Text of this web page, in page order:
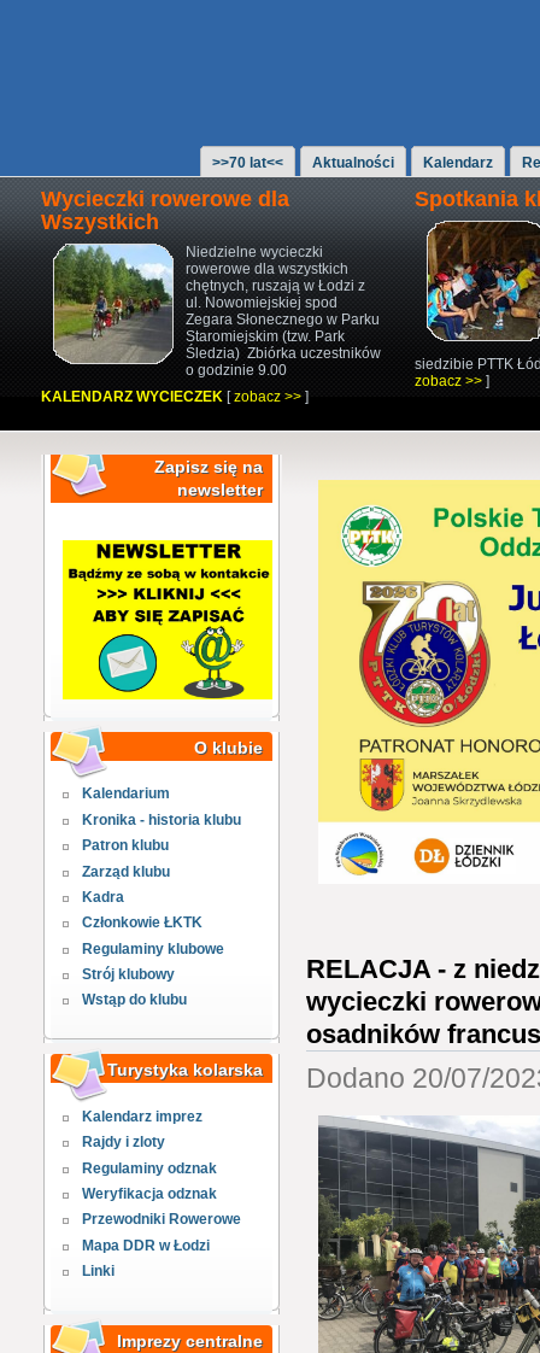
>>70 lat<< Aktualności Kalendarz
Wycieczki rowerowe dla
Wszystkich
Niedzielne wycieczki
rowerowe dla wszystkich
chętnych,ruszają w Łodzi z
ul. Nowomiejskiej spod
Zegara Słonecznego w Parku
Staromiejskim (tzw. Park
Śledzia) Zbiórka uczestników
o godzinie 9.00
KALENDARZ WYCIECZEK [zobacz >>]
Spotkania
siedzibie PTTK
zobacz >> ]
Zapisz się na
newsletter
O klubie
Kalendarium
Kronika - historia klubu
Patron klubu
Zarząd klubu
Kadra
Członkowie ŁKTK
Regulaminy klubowe
Strój klubowy
Wstąp do klubu
Turystyka kolarska
Kalendarz imprez
Rajdy i zloty
Regulaminy odznak
Weryfikacja odznak
Przewodniki Rowerowe
Mapa DDR w Łodzi
Linki
Imprezy centralne
RELACJA - z
wycieczki
osadników
Dodano 20/07/